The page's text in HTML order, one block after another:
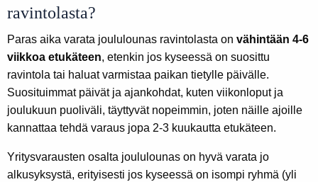
ravintolasta?
Paras aika varata joululounas ravintolasta on vähintään 4-6
viikkoa etukäteen, etenkin jos kyseessä on suosittu
ravintola tai haluat varmistaa paikan tietylle päivälle.
Suosituimmat päivät ja ajankohdat, kuten viikonloput ja
joulukuun puoliväli, täyttyvät nopeimmin, joten näille ajoille
kannattaa tehdä varaus jopa 2-3 kuukautta etukäteen.
Yritysvarausten osalta joululounas on hyvä varata jo
alkusyksystä, erityisesti jos kyseessä on isompi ryhmä (yli